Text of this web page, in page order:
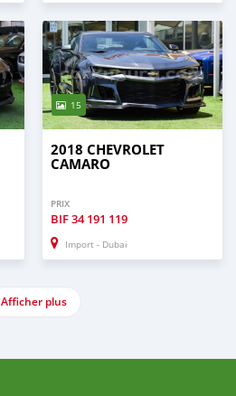
15
2018 CHEVROLET
CAMARO
PRIX
BIF34 191 119
Import - Dubai
Afficher plus